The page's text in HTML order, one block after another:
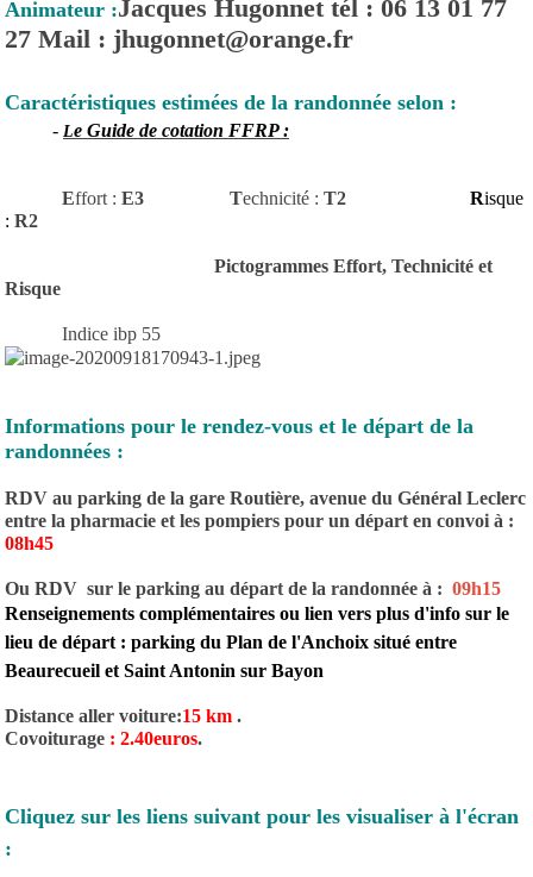
Animateur :Jacques Hugonnet tél : 06 13 01 77
27 Mail : jhugonnet@orange.fr
Caractéristiques estimées de la randonnée selon :
- Le Guide de cotation FFRP :
Effort : E3 Technicité : T2 Risque
: R2
Pictogrammes Effort, Technicité et
Risque
Indice ibp 55
Informations pour le rendez-vous et le départ de la
randonnées :
RDV au parking de la gare Routière, avenue du Général Leclerc
entre la pharmacie et les pompiers pour un départ en convoi à :
08h45
Ou RDV sur le parking au départ de la randonnée à : 09h15
Renseignements complémentaires ou lien vers plus d'info sur le
lieu de départ : parking du Plan de l'Anchoix situé entre
Beaurecueil et Saint Antonin sur Bayon
Distance aller voiture:15 km .
Covoiturage : 2.40euros.
Cliquez sur les liens suivant pour les visualiser à l'écran
: